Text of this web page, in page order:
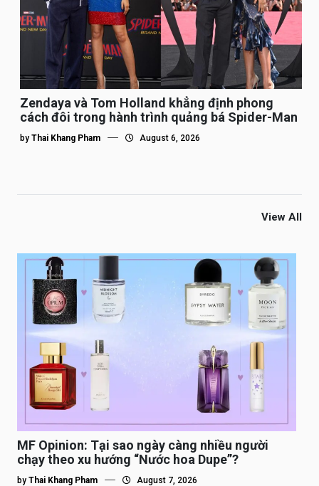
Zendaya và Tom Holland khẳng định phong
cách đôi trong hành trình quảng bá Spider-Man
by Thai Khang Pham August 6, 2026
View All
MF Opinion: Tại sao ngày càng nhiều người
chạy theo xu hướng “Nước hoa Dupe”?
by Thai Khang Pham August 7, 2026